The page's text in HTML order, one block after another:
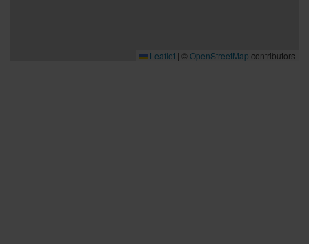
Leaflet | ©OpenStreetMap contributors